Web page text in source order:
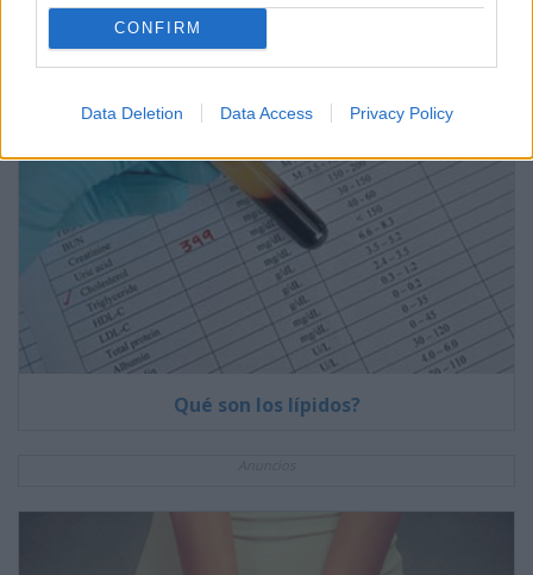
CONFIRM
Data Deletion Data Access Privacy Policy
Qué son los lípidos?